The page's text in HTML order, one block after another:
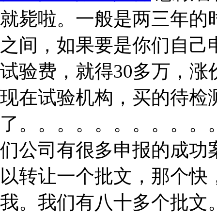
就毙啦。一般是两三年的
之间，如果要是你们自
试验费，就得30多万，
现在试验机构，买的待检
了。。。。。。。。。
们公司有很多申报的成功
以转让一个批文，那个
我。我们有八十多个批文